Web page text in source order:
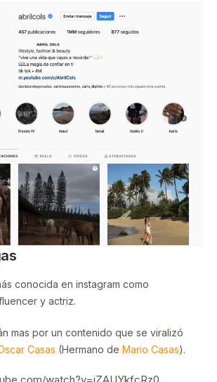
conocida en instagram como
y actriz.
mas por un contenido que se viralizó
Casas (Hermano de Mario Casas).
watch?v=iZAUYkfcRz0